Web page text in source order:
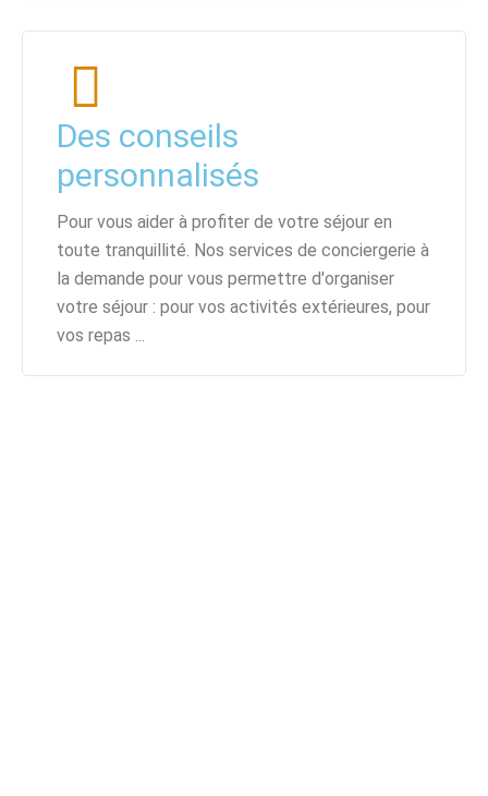
Des conseils
personnalisés
Pour vous aider à profiter de votre séjour en
toute tranquillité. Nos services de conciergerie à
la demande pour vous permettre d'organiser
votre séjour : pour vos activités extérieures, pour
vos repas ...